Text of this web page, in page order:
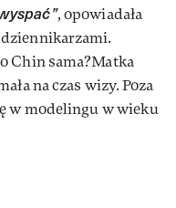
, opowiadała
Chin sama?Matka
na czas wizy. Poza
w modelingu w wieku